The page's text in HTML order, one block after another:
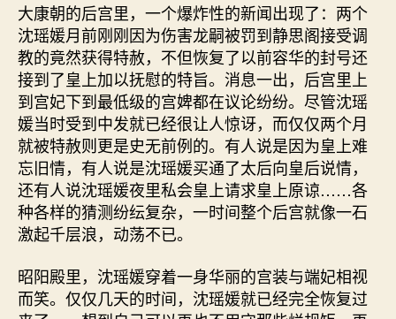
大康朝的后宫里，一个爆炸性的新闻出现了：两个
沈瑶媛月前刚刚因为伤害龙嗣被罚到静思阁接受调
教的竟然获得特赦，不但恢复了以前容华的封号还
接到了皇上加以抚慰的特旨。消息一出，后宫里上
到宫妃下到最低级的宫婢都在议论纷纷。尽管沈瑶
媛当时受到中发就已经很让人惊讶，而仅仅两个月
就被特赦则更是史无前例的。有人说是因为皇上难
忘旧情，有人说是沈瑶媛买通了太后向皇后说情，
还有人说沈瑶媛夜里私会皇上请求皇上原谅……各
种各样的猜测纷纭复杂，一时间整个后宫就像一石
激起千层浪，动荡不已。
昭阳殿里，沈瑶媛穿着一身华丽的宫装与端妃相视
而笑。仅仅几天的时间，沈瑶媛就已经完全恢复过